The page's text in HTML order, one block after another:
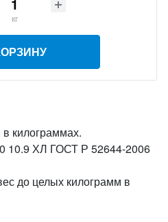
кг
килограммах.
10.9 ХЛ ГОСТ Р 52644-2006
до целых килограмм в